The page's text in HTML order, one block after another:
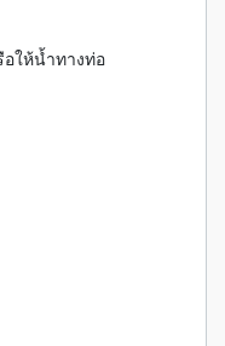
ให้น้ำทางท่อ